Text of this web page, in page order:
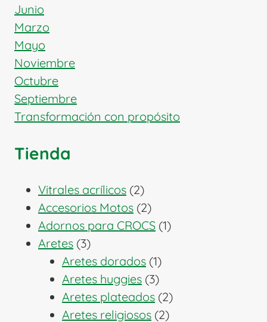
Junio
Marzo
Mayo
Noviembre
Octubre
Septiembre
Transformación con propósito
Tienda
Vitrales acrílicos 22
productos
Accesorios Motos 22
productos
Adornos para CROCS 11
Aretes 33
productos
Aretes dorados 11
producto
Aretes huggies 33
productos
Aretes plateados 22
productos
Aretes religiosos 22